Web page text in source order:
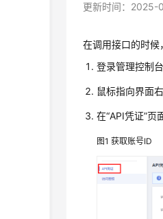
更新时间： 2025-
在调用接口的时候
登录管理控制台
鼠标指向界面
在“API凭证”页
图1获取账号ID